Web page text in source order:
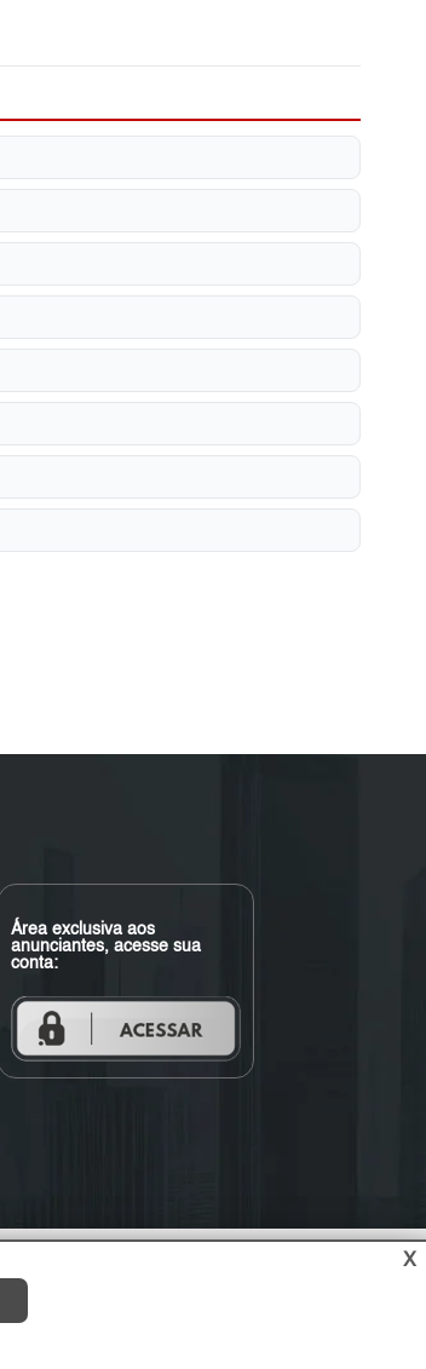
Área exclusiva aos
anunciantes, acesse sua
conta:
X